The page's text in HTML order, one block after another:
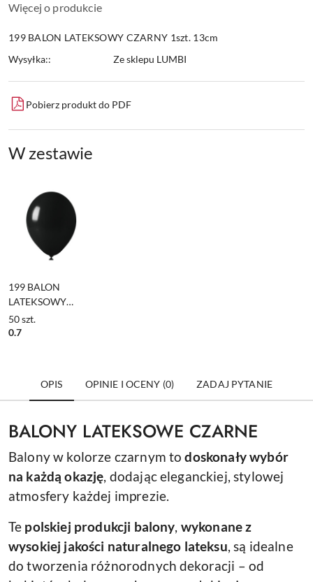
Więcej o produkcie
199 BALON LATEKSOWY CZARNY 1szt. 13cm
Wysyłka::
Ze sklepu LUMBI
Pobierz produkt do PDF
W zestawie
199 BALON
LATEKSOWY
CZARNY 1szt.
13cm
50szt.
0.7
OPIS OPINIE I OCENY (0) ZADAJ PYTANIE
BALONY LATEKSOWE CZARNE
Balony w kolorze czarnym todoskonały wybór
na każdą okazję, dodając eleganckiej, stylowej
atmosfery każdej imprezie.
Te polskiej produkcji balony, wykonane z
wysokiej jakości naturalnego lateksu, są idealne
do tworzenia różnorodnych dekoracji – od